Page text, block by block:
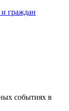
граждан
событиях в